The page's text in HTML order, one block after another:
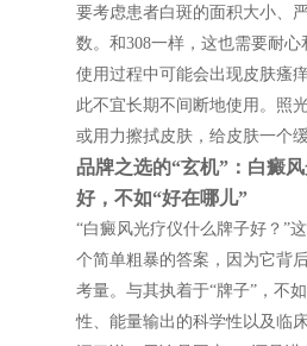
要考虑患者白斑的面积大小、
数。和308一样，这也需要耐
使用过程中可能会出现皮肤瘙
此不宜长期不间断地使用。照
或用力擦拭皮肤，给皮肤一个
品牌之选的“玄机”：白癜
好，不如“好在哪儿”
“白癜风光疗仪什么牌子好？”
个简单粗暴的答案，因为它背
考量。与其执着于“牌子”，不
性、能量输出的科学性以及临